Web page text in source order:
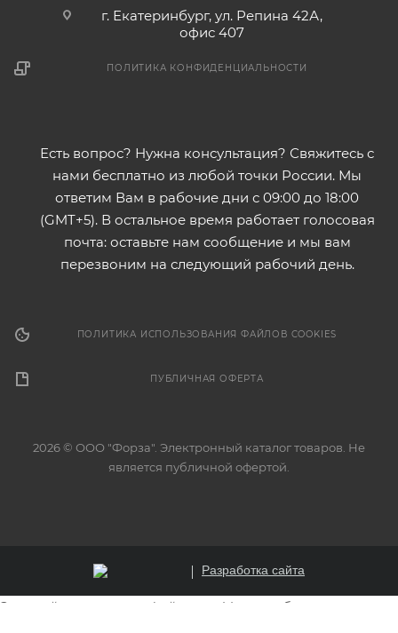
г. Екатеринбург, ул. Репина 42А,
офис 407
ПОЛИТИКА КОНФИДЕНЦИАЛЬНОСТИ
Есть вопрос? Нужна консультация? Свяжитесь с
нами бесплатно из любой точки России. Мы
ответим Вам в рабочие дни с 09:00 до 18:00
(GMT+5). В остальное время работает голосовая
почта: оставьте нам сообщение и мы вам
перезвоним на следующий рабочий день.
ПОЛИТИКА ИСПОЛЬЗОВАНИЯ ФАЙЛОВ COOKIES
ПУБЛИЧНАЯ ОФЕРТА
2026 © ООО "Форза". Электронный каталог товаров. Не
является публичной офертой.
Разработка сайта
Этот сайт использует файлы cookie для обеспечения